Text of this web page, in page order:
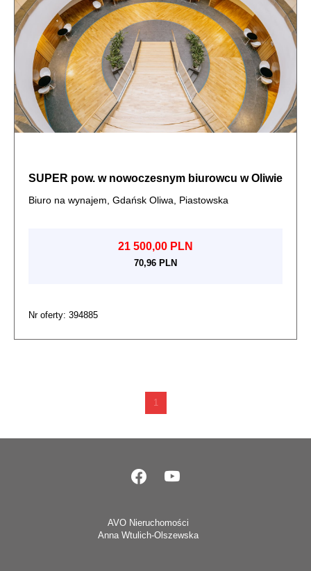
SUPER pow. w nowoczesnym biurowcu w Oliwie
Biuro na wynajem, Gdańsk Oliwa, Piastowska
21 500,00 PLN
70,96 PLN
Nr oferty: 394885
1
AVO Nieruchomości
Anna Wtulich-Olszewska